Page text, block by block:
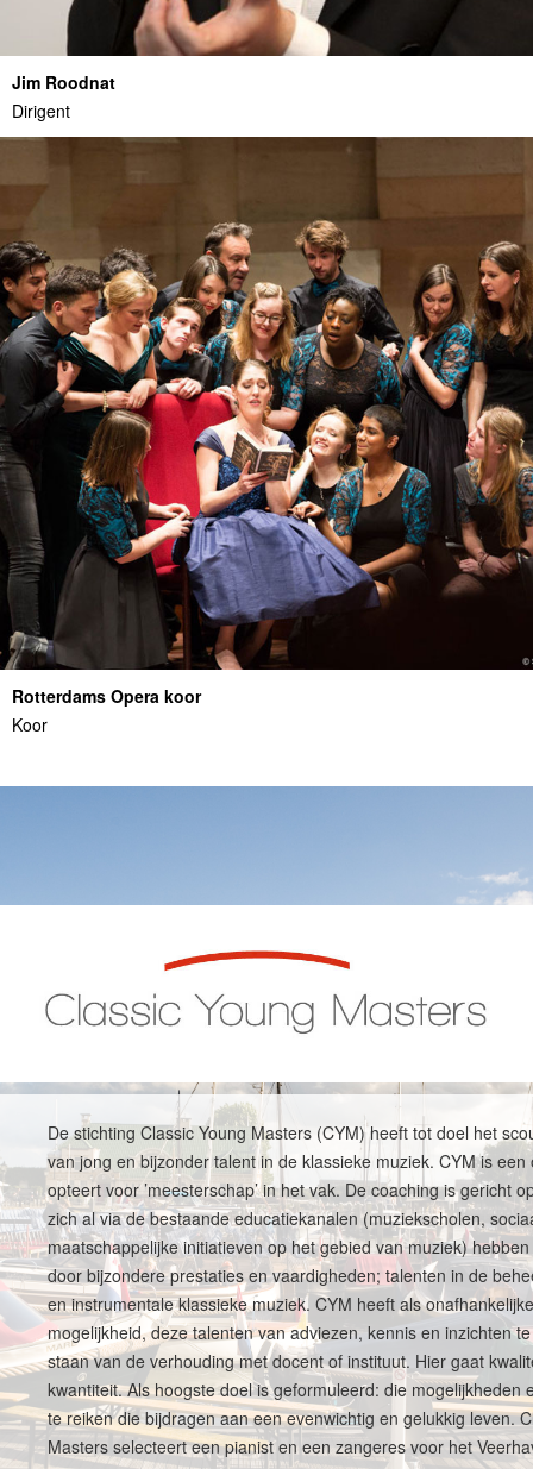
Jim Roodnat
Dirigent
Rotterdams Opera koor
Koor
De stichting Classic Young Masters (CYM) heeft tot doel het
van jong en bijzonder talent in de klassieke muziek. CYM is een
opteert voor ’meesterschap’ in het vak. De coaching is gericht
zich al via de bestaande educatiekanalen (muziekscholen,
maatschappelijke initiatieven op het gebied van muziek)
door bijzondere prestaties en vaardigheden; talenten in de
en instrumentale klassieke muziek. CYM heeft als
mogelijkheid, deze talenten van adviezen, kennis en inzichten te
staan van de verhouding met docent of instituut. Hier gaat
kwantiteit. Als hoogste doel is geformuleerd: die mogelijkheden
te reiken die bijdragen aan een evenwichtig en gelukkig leven.
Masters selecteert een pianist en een zangeres voor het